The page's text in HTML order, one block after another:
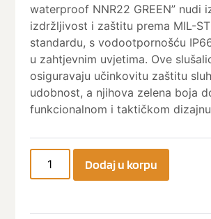
waterproof NNR22 GREEN” nudi
izdržljivost i zaštitu prema MIL-
standardu, s vodootpornošću
u zahtjevnim uvjetima. Ove
osiguravaju učinkovitu zaštitu
udobnost, a njihova zelena boja
funkcionalnom i taktičkom
Dodaj u korpu